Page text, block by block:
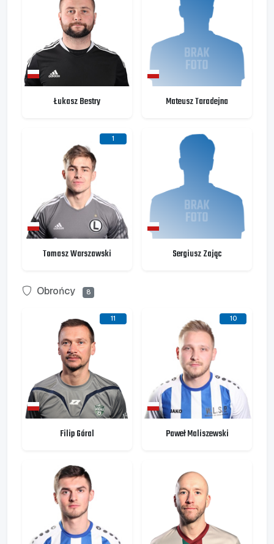
Łukasz Bestry Mateusz Taradejna
1
Tomasz Warszawski Sergiusz Zając
Obrońcy 8
11
Filip Góral
10
Paweł Maliszewski